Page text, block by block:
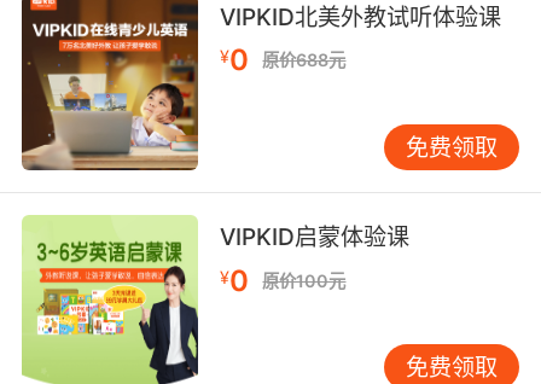
要不惜一切代价 摧毁Atlantis
8. I don't like being this far away from
Atlantis.
我不想离Atlantis这么远
9. We need to get her back to Atlantis.
我们得把她带回Atlantis
10. He said he'd rather be on Atlantis than
VIPKID北美外教试听体验课
¥0 原价688元
免费领取
VIPKID启蒙体验课
¥0 原价100元
免费领取